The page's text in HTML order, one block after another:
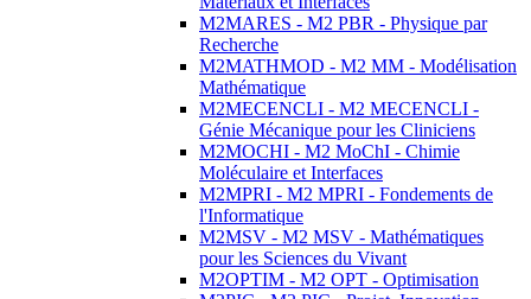
M2MARES - M2 PBR - Physique par
Recherche
M2MATHMOD - M2 MM - Modélisation
Mathématique
M2MECENCLI - M2 MECENCLI -
Génie Mécanique pour les Cliniciens
M2MOCHI - M2 MoChI - Chimie
Moléculaire et Interfaces
M2MPRI - M2 MPRI - Fondements de
l'Informatique
M2MSV - M2 MSV - Mathématiques
pour les Sciences du Vivant
M2OPTIM - M2 OPT - Optimisation